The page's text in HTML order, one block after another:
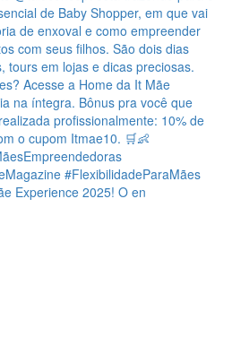
Experience 2025! O en